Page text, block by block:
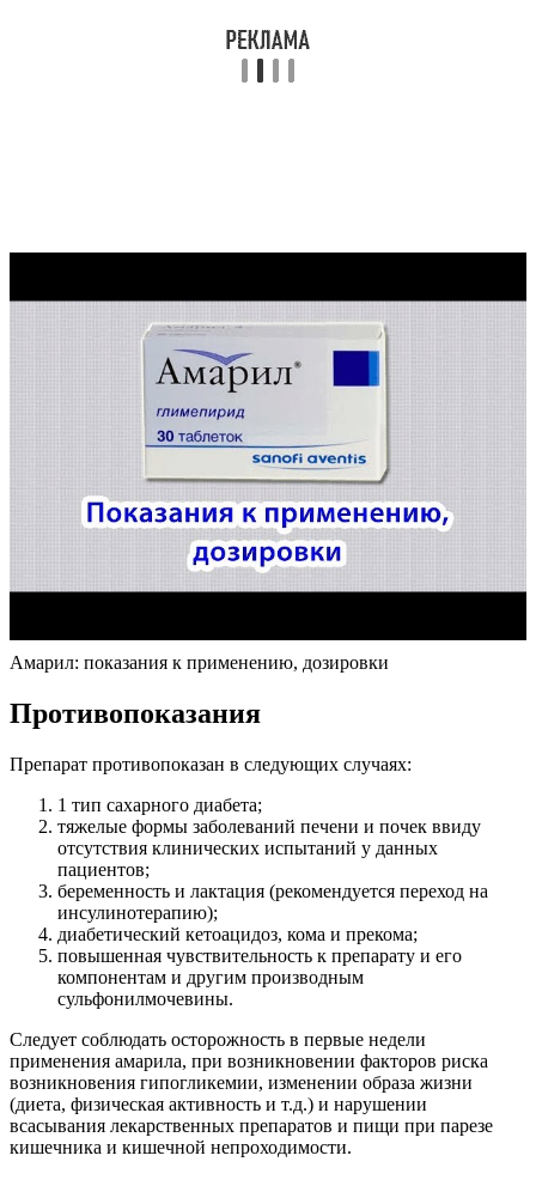
Амарил: показания к применению, дозировки
Противопоказания
Препарат противопоказан в следующих случаях:
1 тип сахарного диабета;
тяжелые формы заболеваний печени и почек ввиду
отсутствия клинических испытаний у данных
пациентов;
беременность и лактация (рекомендуется переход на
инсулинотерапию);
диабетический кетоацидоз, кома и прекома;
повышенная чувствительность к препарату и его
компонентам и другим производным
сульфонилмочевины.
Следует соблюдать осторожность в первые недели
применения амарила, при возникновении факторов риска
возникновения гипогликемии, изменении образа жизни
(диета, физическая активность и т.д.) и нарушении
всасывания лекарственных препаратов и пищи при парезе
кишечника и кишечной непроходимости.